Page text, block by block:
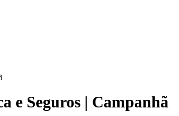
e Seguros | Campanhã